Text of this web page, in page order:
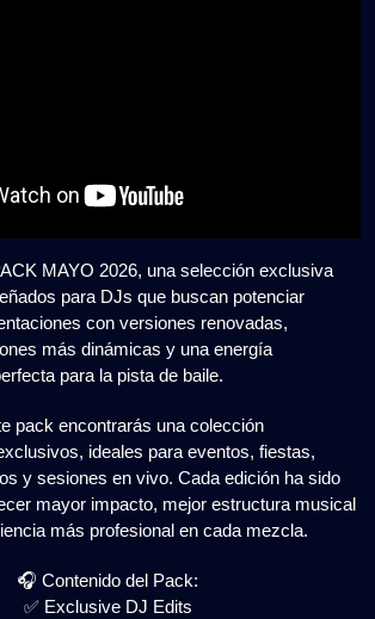
MAYO 2026, una selección exclusiva
para DJs que buscan potenciar
con versiones renovadas,
más dinámicas y una energía
para la pista de baile.
pack encontrarás una colección
ideales para eventos, fiestas,
y sesiones en vivo. Cada edición ha sido
mayor impacto, mejor estructura musical
más profesional en cada mezcla.
🎧 Contenido del Pack:
✅ Exclusive DJ Edits